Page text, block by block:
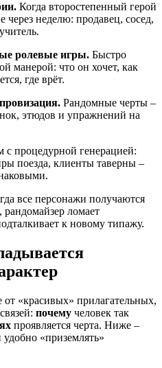
Когда второстепенный герой
через неделю: продавец, сосед,
ролевые игры. Быстро
манерой: что он хочет, как
где врёт.
Рандомные черты –
этюдов и упражнений на
с процедурной генерацией:
поезда, клиенты таверны –
все персонажи получаются
рандомайзер ломает
к новому типажу.
«красивых» прилагательных,
почему человек так
проявляется черта. Ниже –
«приземлять»